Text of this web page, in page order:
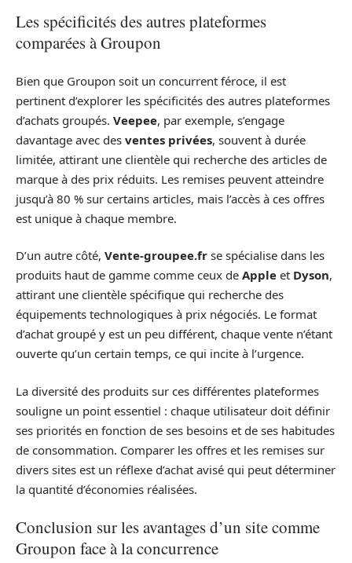
Les spécificités des autres plateformes
comparées à Groupon
Bien que Groupon soit un concurrent féroce, il est
pertinent d’explorer les spécificités des autres plateformes
d’achats groupés. Veepee, par exemple, s’engage
davantage avec des ventes privées, souvent à durée
limitée, attirant une clientèle qui recherche des articles de
marque à des prix réduits. Les remises peuvent atteindre
jusqu’à 80 % sur certains articles, mais l’accès à ces offres
est unique à chaque membre.
D’un autre côté, Vente-groupee.fr se spécialise dans les
produits haut de gamme comme ceux de Apple et Dyson,
attirant une clientèle spécifique qui recherche des
équipements technologiques à prix négociés. Le format
d’achat groupé y est un peu différent, chaque vente n’étant
ouverte qu’un certain temps, ce qui incite à l’urgence.
La diversité des produits sur ces différentes plateformes
souligne un point essentiel : chaque utilisateur doit définir
ses priorités en fonction de ses besoins et de ses habitudes
de consommation. Comparer les offres et les remises sur
divers sites est un réflexe d’achat avisé qui peut déterminer
la quantité d’économies réalisées.
Conclusion sur les avantages d’un site comme
Groupon face à la concurrence